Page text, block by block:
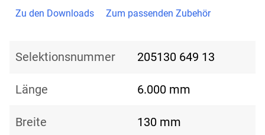
Zu den Downloads Zum passenden Zubehör
Selektionsnummer 205130 649 13
Länge 6.000 mm
Breite 130 mm